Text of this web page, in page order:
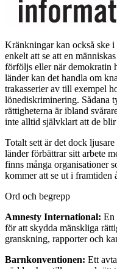
Kränkningar kan också ske
enkelt att se att en
förföljs eller när demokratin
länder kan det handla om
trakasserier av till exempel
lönediskriminering. Sådana
rättigheterna är ibland
inte alltid självklart att de blir
Totalt sett är det dock
länder förbättrar sitt arbete
finns många organisationer
kommer att se ut i framtiden
Ord och begrepp
Amnesty International: En
för att skydda mänskliga
granskning, rapporter och
Barnkonventionen: Ett